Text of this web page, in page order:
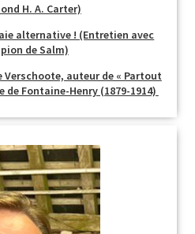
H. A. Carter)
alternative ! (Entretien avec
de Salm)
Verschoote, auteur de « Partout
de Fontaine-Henry (1879-1914)